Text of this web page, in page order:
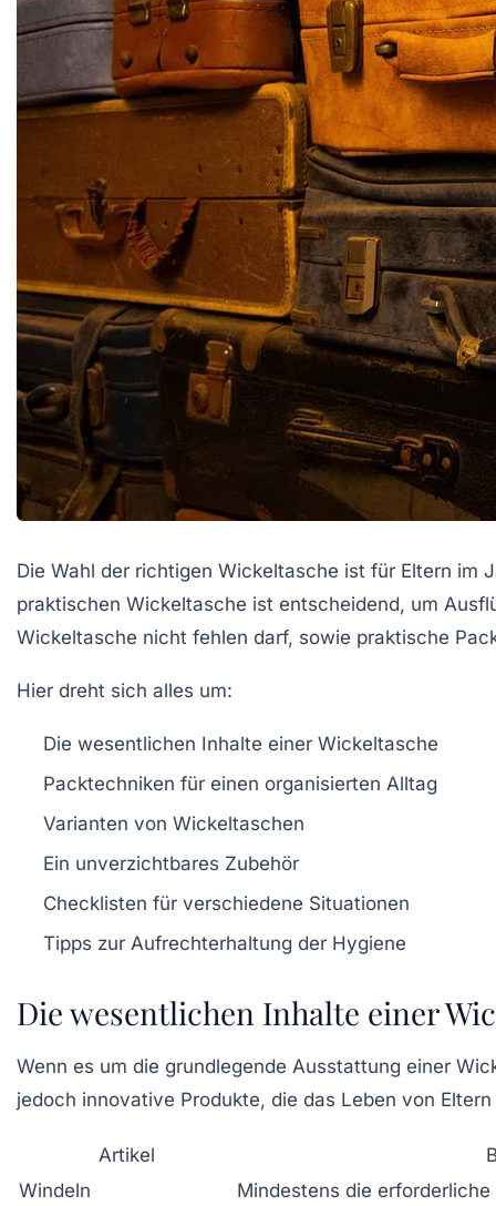
Die Wahl der richtigen Wickeltasche ist für Eltern im
praktischen Wickeltasche ist entscheidend, um
Wickeltasche nicht fehlen darf, sowie praktische
Hier dreht sich alles um:
Die wesentlichen Inhalte einer Wickeltasche
Packtechniken für einen organisierten Alltag
Varianten von Wickeltaschen
Ein unverzichtbares Zubehör
Checklisten für verschiedene Situationen
Tipps zur Aufrechterhaltung der Hygiene
Die wesentlichen Inhalte einer
Wenn es um die grundlegende Ausstattung einer
jedoch innovative Produkte, die das Leben von
Artikel
Windeln
Mindestens die